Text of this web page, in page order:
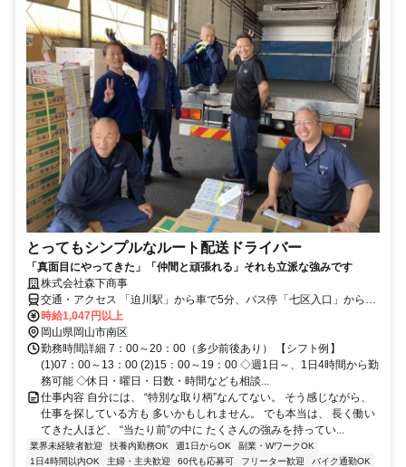
とってもシンプルなルート配送ドライバー
「真面目にやってきた」「仲間と頑張れる」それも立派な強みです
株式会社森下商事
交通・アクセス 「迫川駅」から車で5分、バス停「七区入口」から徒
歩5分
時給1,047円以上
岡山県岡山市南区
勤務時間詳細 7：00～20：00（多少前後あり） 【シフト例】
(1)07：00～13：00 (2)15：00～19：00 ◇週1日～、1日4時間から勤
務可能 ◇休日・曜日・日数・時間なども相談...
仕事内容 自分には、 “特別な取り柄”なんてない。 そう感じながら、
仕事を探している方も 多いかもしれません。 でも本当は、 長く働い
てきた人ほど、 “当たり前”の中に たくさんの強みを持ってい...
業界未経験者歓迎 扶養内勤務OK 週1日からOK
副業・WワークOK
1日4時間以内OK
主婦・主夫歓迎 60代も応募可 フリーター歓迎
バイク通勤OK